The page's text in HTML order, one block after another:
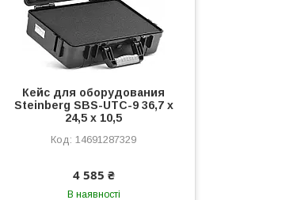
Кейс для оборудования
Steinberg SBS-UTC-9 36,7 x
24,5 x 10,5
14691287329
4 585 ₴
В наявності